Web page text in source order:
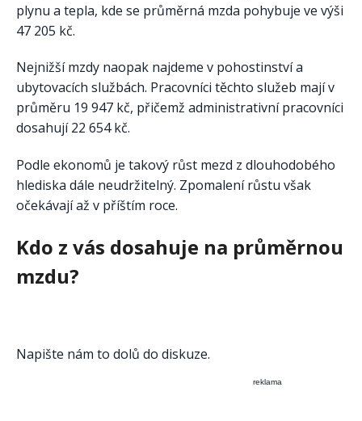
plynu a tepla, kde se průměrná mzda pohybuje ve výši
47 205 kč.
Nejnižší mzdy naopak najdeme v pohostinství a
ubytovacích službách. Pracovníci těchto služeb mají v
průměru 19 947 kč, přičemž administrativní pracovníci
dosahují 22 654 kč.
Podle ekonomů je takový růst mezd z dlouhodobého
hlediska dále neudržitelný. Zpomalení růstu však
očekávají až v příštím roce.
Kdo z vás dosahuje na průměrnou
mzdu?
Napište nám to dolů do diskuze.
reklama